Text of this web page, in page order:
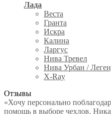
Лада
Веста
Гранта
Искра
Калина
Ларгус
Нива Тревел
Нива Урбан /
X-Ray
Отзывы
«Хочу персонально
помощь в выборе чехлов.